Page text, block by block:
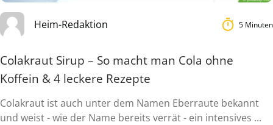
Heim-Redaktion 5 Minuten
Colakraut Sirup – So macht man Cola ohne
Koffein & 4 leckere Rezepte
Colakraut ist auch unter dem Namen Eberraute bekannt
und weist - wie der Name bereits verrät - ein intensives ...